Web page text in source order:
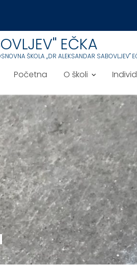
EČKA
ŠKOLA ,,DR ALEKSANDAR SABOVLJEV''
Početna O školi